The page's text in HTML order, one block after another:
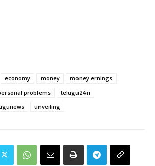
economy money
money ernings
problems
telugu24in
unveiling